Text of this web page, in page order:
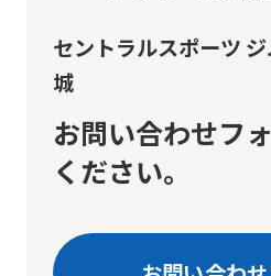
セントラルスポーツ
城
お問い合わせフ
ください。
of